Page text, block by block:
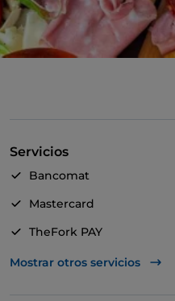
Servicios
Bancomat
Mastercard
TheFork PAY
UnionPay via TheFork PAY
Mostrar otros servicios